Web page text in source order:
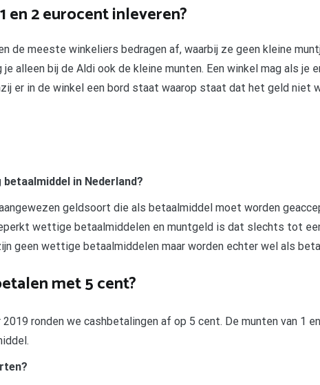
en 2 eurocent inleveren?
de meeste winkeliers bedragen af, waarbij ze geen kleine
alleen bij de Aldi ook de kleine munten. Een winkel mag als je
er in de winkel een bord staat waarop staat dat het geld niet
in Nederland?
geldsoort die als betaalmiddel moet worden
wettige betaalmiddelen en muntgeld is dat slechts tot
geen wettige betaalmiddelen maar worden echter wel als
met 5 cent?
ronden we cashbetalingen af op 5 cent. De munten van 1